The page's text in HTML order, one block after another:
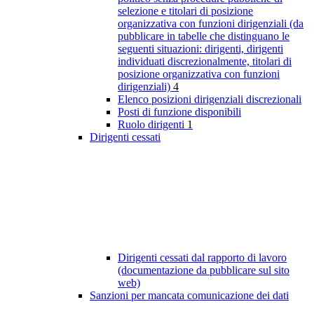
selezione e titolari di posizione
organizzativa con funzioni dirigenziali (da
pubblicare in tabelle che distinguano le
seguenti situazioni: dirigenti, dirigenti
individuati discrezionalmente, titolari di
posizione organizzativa con funzioni
dirigenziali) 4
Elenco posizioni dirigenziali discrezionali
Posti di funzione disponibili
Ruolo dirigenti 1
Dirigenti cessati
Dirigenti cessati dal rapporto di lavoro
(documentazione da pubblicare sul sito
web)
Sanzioni per mancata comunicazione dei dati